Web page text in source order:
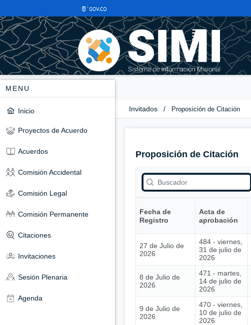
MENU
Inicio
Proyectos de Acuerdo
Acuerdos
Comisión Accidental
Comisión Legal
Comisión Permanente
Citaciones
Invitaciones
Sesión Plenaria
Agenda
Invitados / Proposición de Citación
Proposición de Citación
Fecha de
Registro
Acta de
aprobación
27 de Julio de
2026
484 - viernes,
31 de julio de
2026
8 de Julio de
2026
471 - martes,
14 de julio de
2026
9 de Julio de
2026
470 - viernes,
10 de julio de
2026